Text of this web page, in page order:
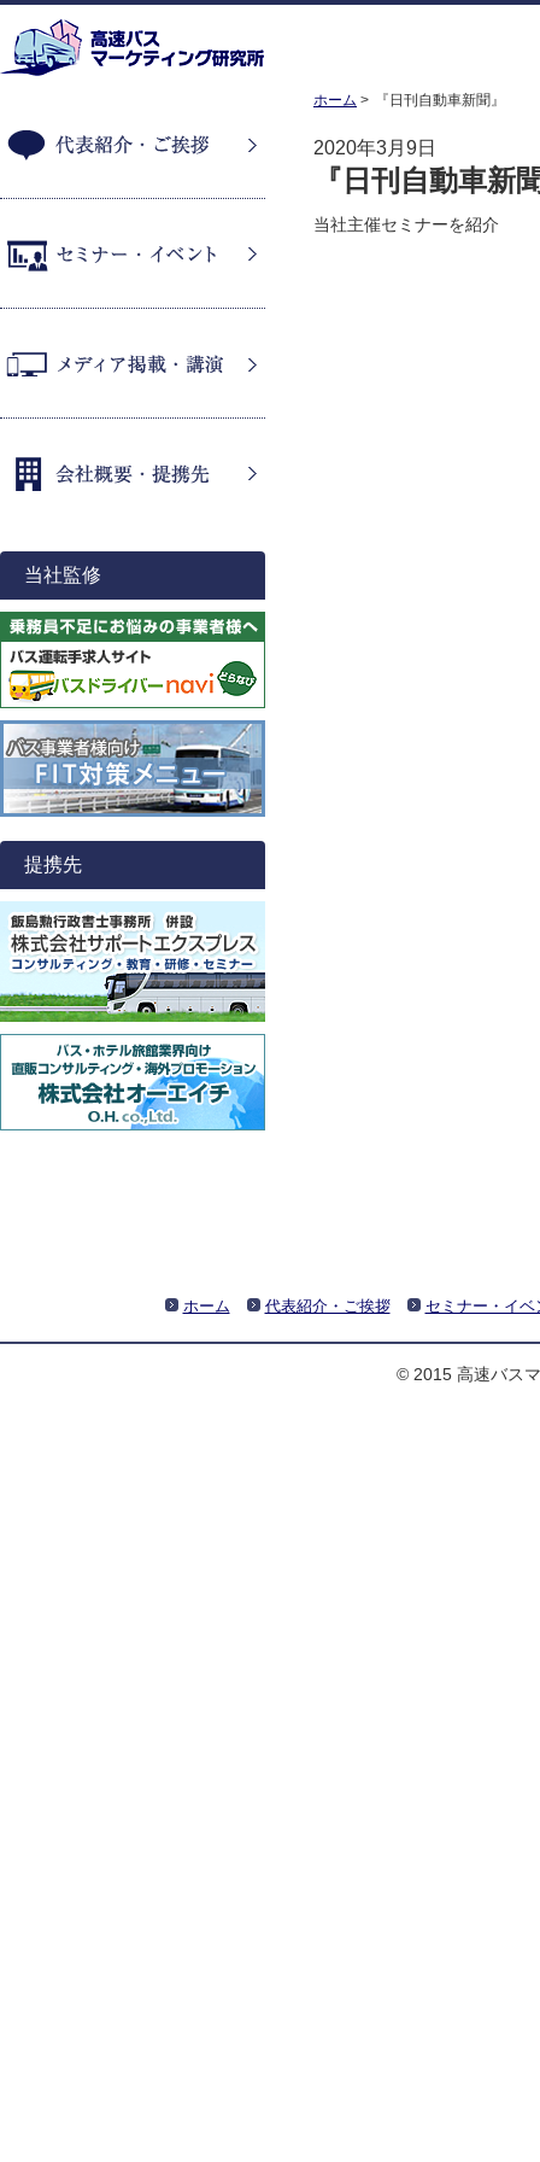
ホーム 『日刊自動車新聞』
2020年3月9日
『日刊自動車新
当社主催セミナーを紹介
当社監修
提携先
ホーム 代表紹介・ご挨拶 セミナー・イベ
© 2015 高速バス